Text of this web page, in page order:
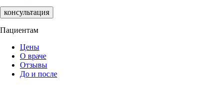
консультация
Пациентам
Цены
О враче
Отзывы
До и после